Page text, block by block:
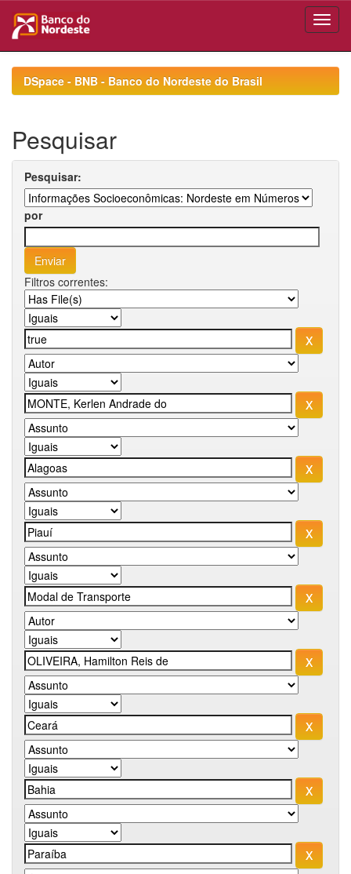
navigationDSpace - BNB - Banco do Nordeste do Brasil
Pesquisar
Pesquisar:
por
Filtros correntes: